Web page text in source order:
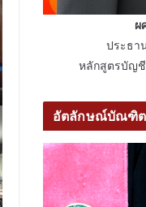
ผ
ประธา
หลักสูตรบัญ
อัตลักษณ์บัณฑิต